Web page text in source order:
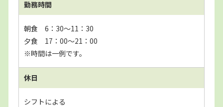
勤務時間
朝食 6：30～11：30
夕食 17：00～21：00
※時間は一例です。
休日
シフトによる